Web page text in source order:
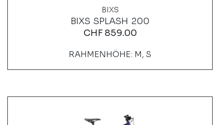
BIXS
BIXS SPLASH 200
CHF859.00
RAHMENHÖHE: M, S